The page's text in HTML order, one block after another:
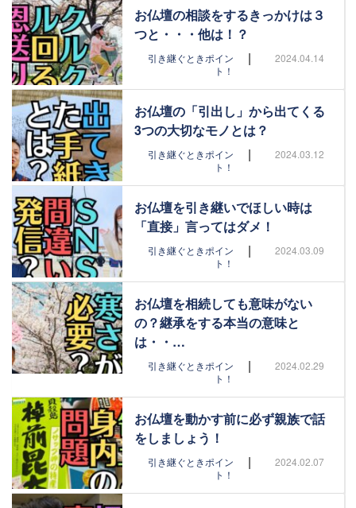
お仏壇の相談をするきっかけは３
つと・・・他は！？
引き継ぐときポイン
ト！
| 2024.04.14
お仏壇の「引出し」から出てくる
3つの大切なモノとは？
引き継ぐときポイン
ト！
| 2024.03.12
お仏壇を引き継いでほしい時は
「直接」言ってはダメ！
引き継ぐときポイン
ト！
| 2024.03.09
お仏壇を相続しても意味がない
の？継承をする本当の意味と
は・・…
引き継ぐときポイン
ト！
| 2024.02.29
お仏壇を動かす前に必ず親族で話
をしましょう！
引き継ぐときポイン
ト！
| 2024.02.07